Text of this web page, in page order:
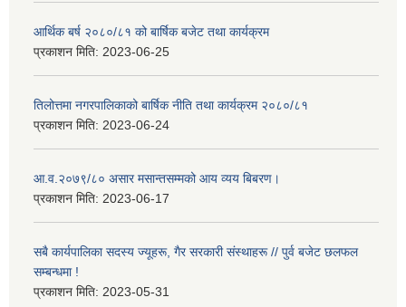
आर्थिक बर्ष २०८०/८१ को बार्षिक बजेट तथा कार्यक्रम
प्रकाशन मिति: 2023-06-25
तिलोत्तमा नगरपालिकाको बार्षिक नीति तथा कार्यक्रम २०८०/८१
प्रकाशन मिति: 2023-06-24
आ.व.२०७९/८० असार मसान्तसम्मको आय व्यय बिबरण।
प्रकाशन मिति: 2023-06-17
सबै कार्यपालिका सदस्य ज्यूहरू, गैर सरकारी संस्थाहरू // पुर्व बजेट छलफल
सम्बन्धमा !
प्रकाशन मिति: 2023-05-31